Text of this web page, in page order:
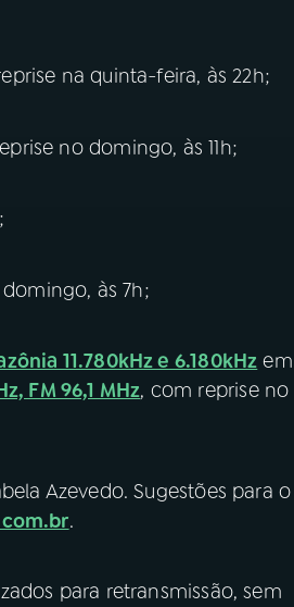
na quinta-feira, às 22h;
no domingo, às 11h;
;
às 7h;
11.780kHz e 6.180kHz em
FM 96,1 MHz, com reprise no
Azevedo. Sugestões para o
.
para retransmissão, sem